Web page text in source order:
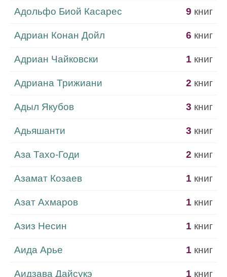
Адольфо Биой Касарес 9 книг
Адриан Конан Дойл 6 книг
Адриан Чайковски 1 книг
Адриана Трижиани 2 книг
Адыл Якубов 3 книг
Адьяшанти 3 книг
Аза Тахо-Годи 2 книг
Азамат Козаев 1 книг
Азат Ахмаров 1 книг
Азиз Несин 1 книг
Аида Арье 1 книг
Аидзава Дайсукэ 1 книг